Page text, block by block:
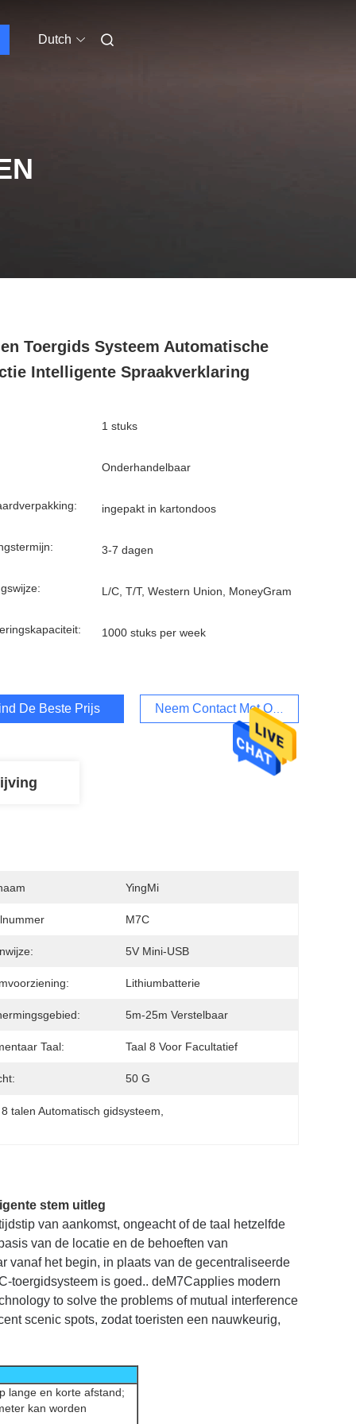
Dutch
Toergids Systeem Automatische
Intelligente Spraakverklaring
1 stuks
Onderhandelbaar
ingepakt in kartondoos
3-7 dagen
L/C, T/T, Western Union, MoneyGram
1000 stuks per week
De Beste Prijs Neem Contact Met Ons Op
YingMi
M7C
5V Mini-USB
Lithiumbatterie
5m-25m Verstelbaar
Taal: Taal 8 Voor Facultatief
50 G
8 talen Automatisch gidsysteem
stem uitleg
van aankomst, ongeacht of de taal hetzelfde
van de locatie en de behoeften van
vanaf het begin, in plaats van de gecentraliseerde
toergidsysteem is goed.. deM7Capplies modern
to solve the problems of mutual interference
scenic spots, zodat toeristen een nauwkeurig,
lange en korte afstand;
kan worden